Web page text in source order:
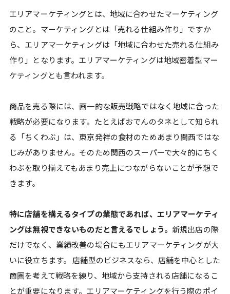
エリアマーケティングとは、地域に合わせたマーケティング
のこと。マーケティングとは「売れる仕組み作り」ですか
ら、エリアマーケティングは「地域に合わせた売れる仕組み
作り」となります。エリアマーケティングは地域密着型マー
ケティングとも言われます。
商品を売る際には、画一的な販売戦略ではなく地域に合った
戦略が必要になります。たとえばおでんのタネとして知られ
る「ちくわぶ」は、東京発祥の食材のためあまり関西ではな
じみがありません。そのため関西のスーパーで大々的にちく
わぶを取り揃えてもあまり売上につながらないことが予想で
きます。
特に店舗を構えるタイプの業態であれば、エリアマーケティ
ングは無視できないものだと言えるでしょう。 新規出店の際
だけでなく、業績改善の場合にもエリアマーケティングが大
いに役立ちます。 店舗型のビジネスなら、店舗を中心とした
商圏を考えて戦略を練り、地域から支持される店舗になるこ
とが重要になります。エリアマーケティングを行う際のポイ